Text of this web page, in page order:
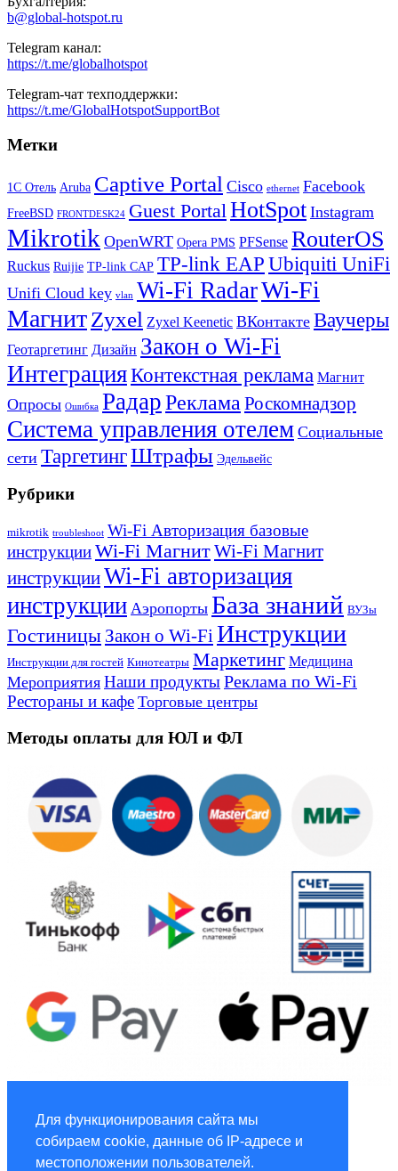
Для функционирования сайта мы
собираем cookie, данные об IP-адресе и
местоположении пользователей.
b@global-hotspot.ru
Telegram канал:
https://t.me/globalhotspot
Telegram-чат техподдержки:
https://t.me/GlobalHotspotSupportBot
Метки
1С Отель Aruba Captive Portal Cisco ethernet Facebook
FreeBSD FRONTDESK24 Guest Portal HotSpot Instagram
Mikrotik OpenWRT Opera PMS PFSense RouterOS
Ruckus Ruijie TP-link CAP TP-link EAP Ubiquiti UniFi
Unifi Cloud key vlan Wi-Fi RadarWi-Fi
МагнитZyxel Zyxel Keenetic ВКонтакте Ваучеры
Геотаргетинг Дизайн Закон о Wi-Fi
ИнтеграцияКонтекстная реклама Магнит
Опросы Ошибка РадарРеклама Роскомнадзор
Система управления отелем Социальные
сети ТаргетингШтрафы Эдельвейс
Рубрики
mikrotik troubleshoot Wi-Fi Авторизация базовые
инструкцииWi-Fi МагнитWi-Fi Магнит
инструкцииWi-Fi авторизация
инструкции Аэропорты База знаний ВУЗы
Гостиницы Закон о Wi-FiИнструкции
Инструкции для гостей Кинотеатры Маркетинг Медицина
Мероприятия Наши продуктыРеклама по Wi-Fi
Рестораны и кафе Торговые центры
Методы оплаты для ЮЛ и ФЛ
Global Marketing
Услуги по маркетингу и рекламе global-adv.ru